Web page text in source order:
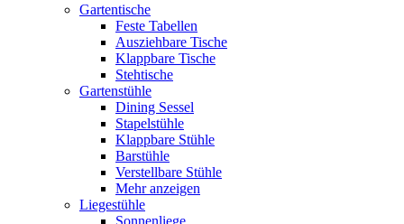
Gartentische
Feste Tabellen
Ausziehbare Tische
Klappbare Tische
Stehtische
Gartenstühle
Dining Sessel
Stapelstühle
Klappbare Stühle
Barstühle
Verstellbare Stühle
Mehr anzeigen
Liegestühle
Sonnenliege